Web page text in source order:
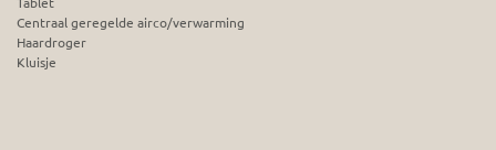
Centraal geregelde airco/verwarming
Haardroger
Kluisje